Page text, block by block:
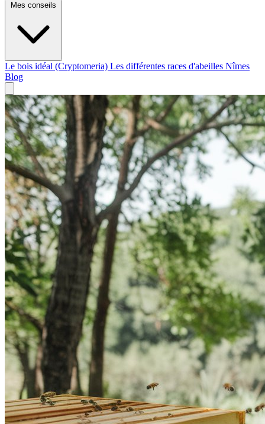
Le bois idéal (Cryptomeria) Les différentes races d'abeilles Nîmes
Blog